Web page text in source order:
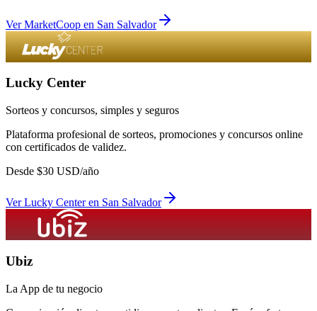
VerMarketCoop en San Salvador
Lucky Center
Sorteos y concursos, simples y seguros
Plataforma profesional de sorteos, promociones y concursos online
con certificados de validez.
Desde $30 USD/año
VerLucky Centeren San Salvador
Ubiz
La App de tu negocio